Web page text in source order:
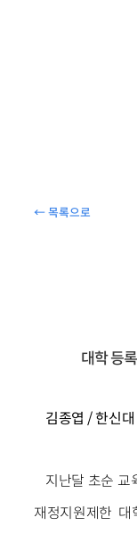
← 목록으로
대학 등
김종엽 / 한신
지난달 초순 교
재정지원제한 대